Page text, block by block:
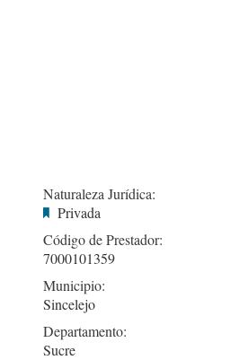
Naturaleza Jurídica:
Privada
Código de Prestador:
7000101359
Municipio:
Sincelejo
Departamento:
Sucre